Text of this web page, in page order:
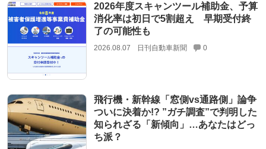
2026年度スキャンツール補助金、予算
消化率は初日で5割超え 早期受付終
了の可能性も
2026.08.07 日刊自動車新聞 0
飛行機・新幹線「窓側vs通路側」論争
ついに決着か!? ”ガチ調査”で判明した
知られざる「新傾向」…あなたはどっ
ち派？